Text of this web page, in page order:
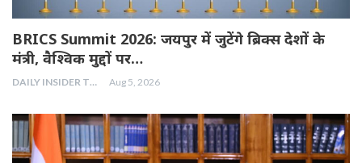
BRICS Summit 2026: जयपुर में जुटेंगे ब्रिक्स देशों के
मंत्री, वैश्विक मुद्दों पर…
DAILY INSIDER TEAM Aug 5, 2026